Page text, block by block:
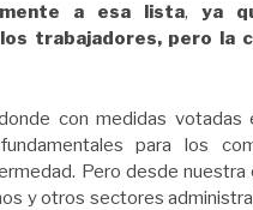
a esa lista, ya
trabajadores, pero la
con medidas
para los
Pero desde nuestra
y otros sectores